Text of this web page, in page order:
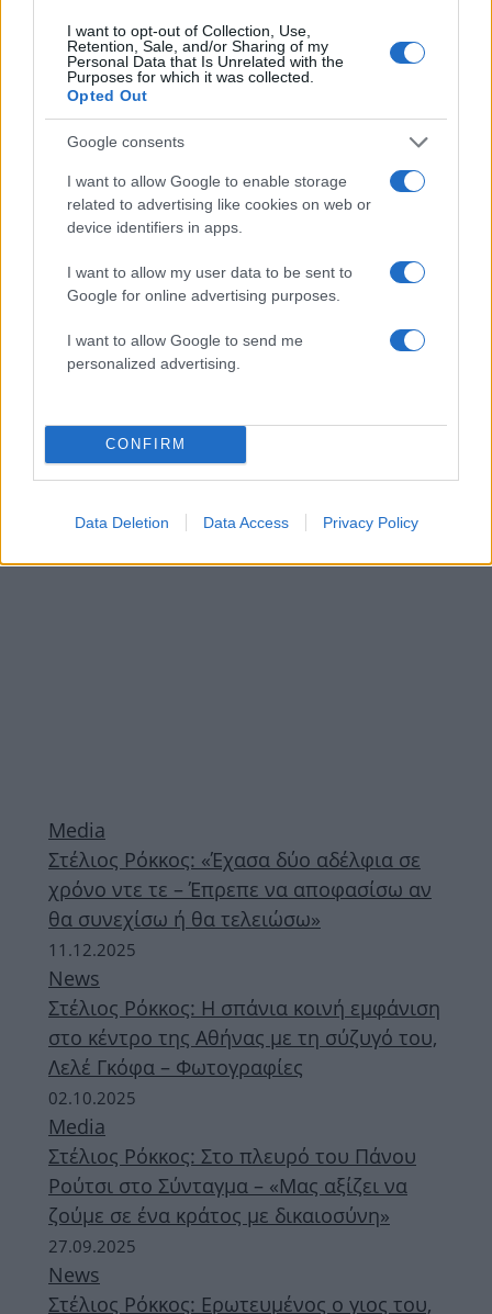
I want to opt-out of Collection, Use,
Retention, Sale, and/or Sharing of my
Personal Data that Is Unrelated with the
Purposes for which it was collected.
Opted Out
Google consents
I want to allow Google to enable storage
related to advertising like cookies on web or
device identifiers in apps.
I want to allow my user data to be sent to
Google for online advertising purposes.
I want to allow Google to send me
personalized advertising.
CONFIRM
Data Deletion Data Access Privacy Policy
απαγορευμένο είναι και το πιο ποθητό»
12.01.2026
News
Λελέ Γκόφα για Στέλιο Ρόκκο: «Δεν είναι
ήταν δύσκολα»
03.01.2026
Στέλιος Ρόκκος – Λελέ Γκόφα: Η επέτειος
γάμου και το τρυφερό φιλί – Φωτογραφία
21.12.2025
Media
για τον Πάνο Ρούτσι – «Μα πάτε καλά ρε;
Θα του πείτε τι θα κάνει;»
Media
Στέλιος Ρόκκος: «Έχασα δύο αδέλφια σε
χρόνο ντε τε – Έπρεπε να αποφασίσω αν
θα συνεχίσω ή θα τελειώσω»
11.12.2025
News
Στέλιος Ρόκκος: Η σπάνια κοινή εμφάνιση
στο κέντρο της Αθήνας με τη σύζυγό του,
Λελέ Γκόφα – Φωτογραφίες
02.10.2025
Media
Στέλιος Ρόκκος: Στο πλευρό του Πάνου
Ρούτσι στο Σύνταγμα – «Μας αξίζει να
ζούμε σε ένα κράτος με δικαιοσύνη»
27.09.2025
News
Στέλιος Ρόκκος: Ερωτευμένος ο γιος του,